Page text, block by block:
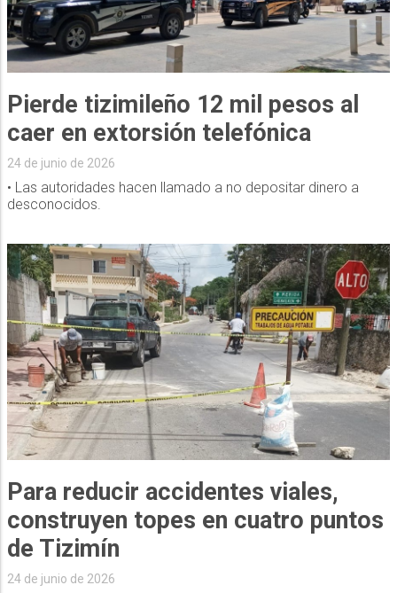
Pierde tizimileño 12 mil pesos al
caer en extorsión telefónica
24 de junio de 2026
• Las autoridades hacen llamado a no depositar dinero a
desconocidos.
Para reducir accidentes viales,
construyen topes en cuatro puntos
de Tizimín
24 de junio de 2026